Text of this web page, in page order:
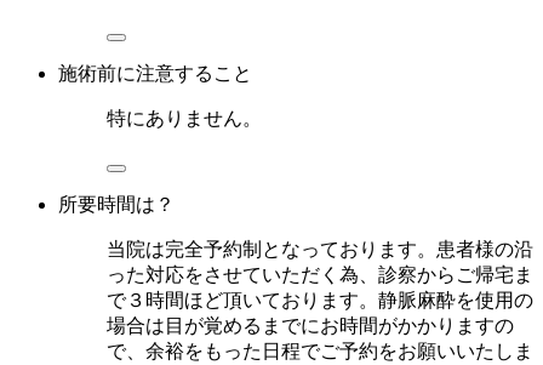
施術前に注意すること
特にありません。
所要時間は？
当院は完全予約制となっております。患者様の沿
った対応をさせていただく為、診察からご帰宅ま
で３時間ほど頂いております。静脈麻酔を使用の
場合は目が覚めるまでにお時間がかかりますの
で、余裕をもった日程でご予約をお願いいたしま